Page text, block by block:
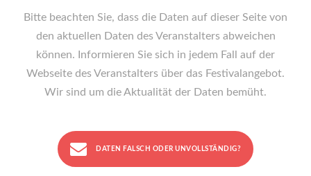
Bitte beachten Sie, dass die Daten auf dieser Seite von
den aktuellen Daten des Veranstalters abweichen
können. Informieren Sie sich in jedem Fall auf der
Webseite des Veranstalters über das Festivalangebot.
Wir sind um die Aktualität der Daten bemüht.
DATEN FALSCH ODER UNVOLLSTÄNDIG?